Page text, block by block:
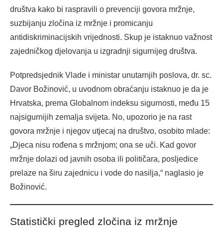
društva kako bi raspravili o prevenciji govora mržnje,
suzbijanju zločina iz mržnje i promicanju
antidiskriminacijskih vrijednosti. Skup je istaknuo važnost
zajedničkog djelovanja u izgradnji sigurnijeg društva.
Potpredsjednik Vlade i ministar unutarnjih poslova, dr. sc.
Davor Božinović, u uvodnom obraćanju istaknuo je da je
Hrvatska, prema Globalnom indeksu sigurnosti, među 15
najsigurnijih zemalja svijeta. No, upozorio je na rast
govora mržnje i njegov utjecaj na društvo, osobito mlade:
„Djeca nisu rođena s mržnjom; ona se uči. Kad govor
mržnje dolazi od javnih osoba ili političara, posljedice
prelaze na širu zajednicu i vode do nasilja,“ naglasio je
Božinović.
Statistički pregled zločina iz mržnje